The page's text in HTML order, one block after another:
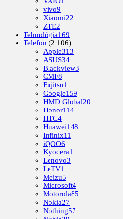
vivo9
Xiaomi22
ZTE2
Tehnológia169
Telefon (2 106)
Apple313
ASUS34
Blackview3
CMF8
Fujitsu1
Google159
HMD Global20
Honor114
HTC4
Huawei148
Infinix11
iQOO6
Kyocera1
Lenovo3
LeTV1
Meizu5
Microsoft4
Motorola85
Nokia27
Nothing57